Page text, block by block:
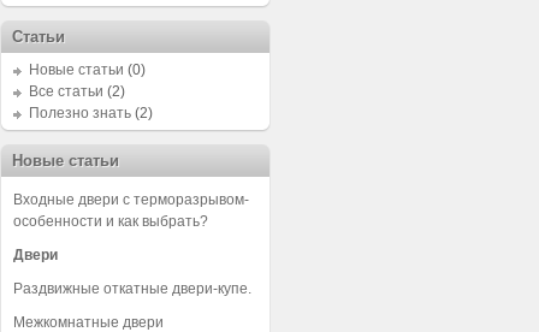
Статьи
Новые статьи (0)
Все статьи (2)
Полезно знать (2)
Новые статьи
Входные двери с терморазрывом-
особенности и как выбрать?
Двери
Раздвижные откатные двери-купе.
Межкомнатные двери